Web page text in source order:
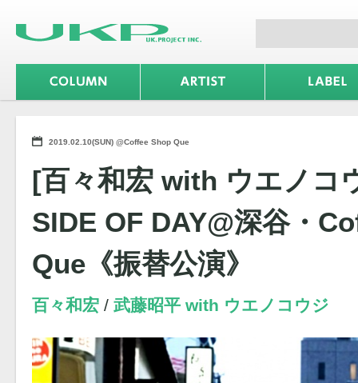
2019.02.10(SUN) @Coffee Shop Que
[百々和宏 with ウエノコ
SIDE OF DAY@深谷・
Que《振替公演》
百々和宏 武藤昭平 with ウエノコウジ